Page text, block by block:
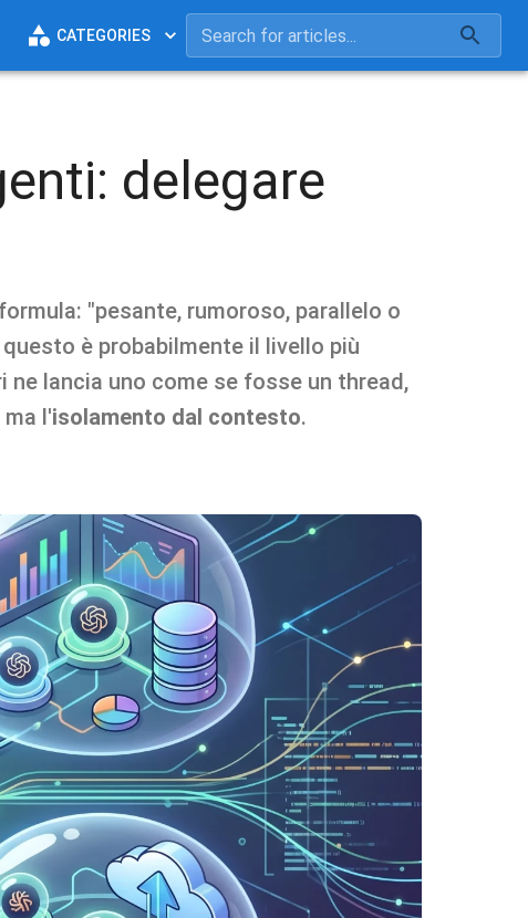
CATEGORIES
delegare
"pesante, rumoroso, parallelo o
è probabilmente il livello più
lancia uno come se fosse un thread,
l'isolamento dal contesto.